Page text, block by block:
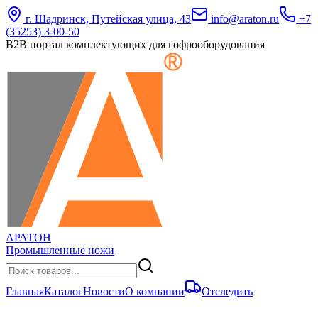
г. Шадринск, Путейская улица, 43 info@araton.ru
+7
(35253) 3-00-50
B2B портал комплектующих для гофрооборудования
АРАТОН
Промышленные ножи
ГлавнаяКаталогНовостиО компании Отследить